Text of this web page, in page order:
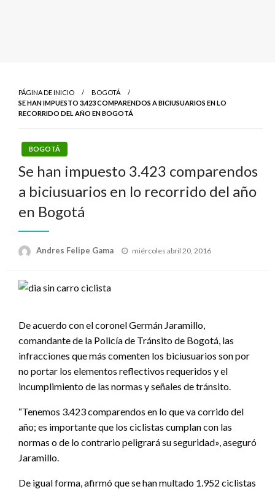
PÁGINA DE INICIO
BOGOTÁ
SE HAN IMPUESTO 3.423 COMPARENDOS A BICIUSUARIOS EN LO
RECORRIDO DEL AÑO EN BOGOTÁ
BOGOTÁ
Se han impuesto 3.423 comparendos
a biciusuarios en lo recorrido del año
en Bogotá
Andres Felipe Gama
Publicado
miércoles abril 20, 2016
De acuerdo con el coronel Germán Jaramillo,
comandante de la Policía de Tránsito de Bogotá, las
infracciones que más comenten los biciusuarios son por
no portar los elementos reflectivos requeridos y el
incumplimiento de las normas y señales de tránsito.
“Tenemos 3.423 comparendos en lo que va corrido del
año; es importante que los ciclistas cumplan con las
normas o de lo contrario peligrará su seguridad», aseguró
Jaramillo.
De igual forma, afirmó que se han multado 1.952 ciclistas